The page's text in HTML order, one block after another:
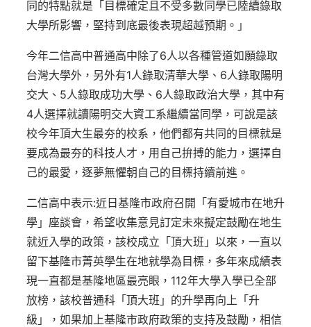
同的特點就是「目標確定且不受多數同學已陸續錄取
大學所影響，堅持到底最後表現超越預期。」
今年二信高中普通高中除了6人以各種管道如願錄取
台灣大學外，另外有1人錄取清華大學、6人錄取陽明
交大、5人錄取成功大學、6人錄取政治大學，其中有
4人選擇就讀陽明交大資工系繼續當同學，可說是該
校今年頂大生最夯的校系，他們都有共同的目標就是
要成為最夯的科技人才，用自己拚搏的能力，選擇自
己的最愛，逐夢無懼朝自己的目標持續前進。
二信高中表示:近日基隆市政府召開「有愛城市在地升
學」座談會，希望收集意見訂定未來擬定鼓勵在地生
就近入學的政策，該校成立「頂大班」以來，一直以
留下基隆市菁英學生在地就學為目標，多年來成績表
現一直都是基隆地區最亮眼，112年大學入學已全部
放榜，該校普通科「頂大班」的升學再向上「升
級」，如果加上基隆市政府政策的支持及鼓勵，相信